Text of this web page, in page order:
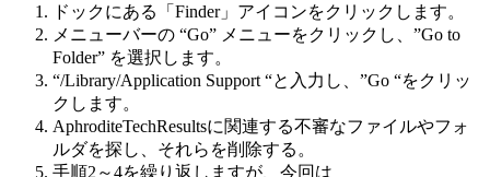
ドックにある「Finder」アイコンをクリックします。
メニューバーの “Go” メニューをクリックし、”Go to
Folder” を選択します。
“/Library/Application Support “と入力し、”Go “をクリッ
クします。
AphroditeTechResultsに関連する不審なファイルやフォ
ルダを探し、それらを削除する。
手順2～4を繰り返しますが、今回は